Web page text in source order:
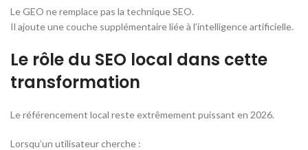
Le GEO ne remplace pas la technique SEO.
Il ajoute une couche supplémentaire liée à l’intelligence artificielle.
Le rôle du SEO local dans cette
transformation
Le référencement local reste extrêmement puissant en 2026.
Lorsqu’un utilisateur cherche :